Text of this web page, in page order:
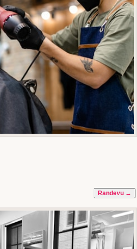
Randevu →